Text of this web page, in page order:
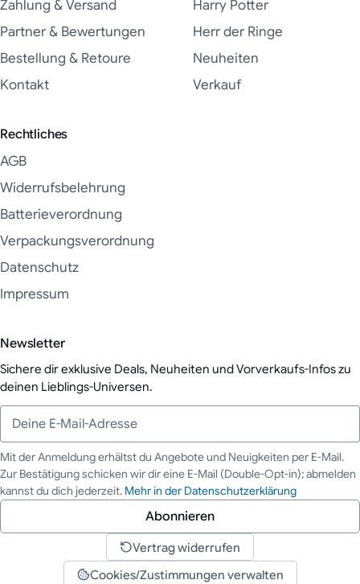
Zahlung & Versand
Partner & Bewertungen
Bestellung & Retoure
Kontakt
Harry Potter
Herr der Ringe
Neuheiten
Verkauf
Rechtliches
AGB
Widerrufsbelehrung
Batterieverordnung
Verpackungsverordnung
Datenschutz
Impressum
Newsletter
Sichere dir exklusive Deals, Neuheiten und Vorverkaufs-Infos zu
deinen Lieblings-Universen.
Deine E-Mail-Adresse
Mit der Anmeldung erhältst du Angebote und Neuigkeiten per E-Mail.
Zur Bestätigung schicken wir dir eine E-Mail (Double-Opt-in); abmelden
kannst du dich jederzeit. Mehr in der Datenschutzerklärung
Abonnieren
Vertrag widerrufen
Cookies/Zustimmungen verwalten